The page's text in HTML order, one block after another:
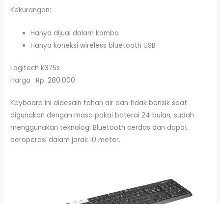
Kekurangan:
Hanya dijual dalam kombo
Hanya koneksi wireless bluetooth USB
Logitech K375s
Harga : Rp. 280.000
Keyboard ini didesain tahan air dan tidak berisik saat
digunakan dengan masa pakai baterai 24 bulan, sudah
menggunakan teknologi Bluetooth cerdas dan dapat
beroperasi dalam jarak 10 meter.